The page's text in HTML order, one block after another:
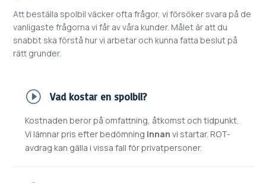
Att beställa spolbil väcker ofta frågor, vi försöker svara på de
vanligaste frågorna vi får av våra kunder. Målet är att du
snabbt ska förstå hur vi arbetar och kunna fatta beslut på
rätt grunder.
Vad kostar en spolbil?
Kostnaden beror på omfattning, åtkomst och tidpunkt.
Vi lämnar pris efter bedömning innan vi startar. ROT-
avdrag kan gälla i vissa fall för privatpersoner.